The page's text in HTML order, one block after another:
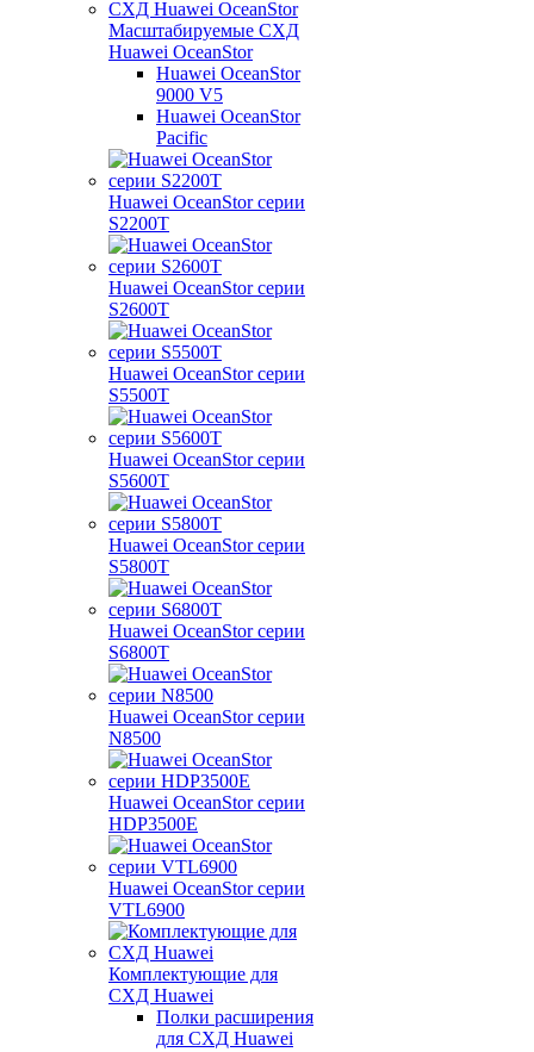
Масштабируемые СХД
Huawei OceanStor
Huawei OceanStor
9000 V5
Huawei OceanStor
Pacific
Huawei OceanStor серии
S2200T
Huawei OceanStor серии
S2600T
Huawei OceanStor серии
S5500T
Huawei OceanStor серии
S5600T
Huawei OceanStor серии
S5800T
Huawei OceanStor серии
S6800T
Huawei OceanStor серии
N8500
Huawei OceanStor серии
HDP3500E
Huawei OceanStor серии
VTL6900
Комплектующие для
СХД Huawei
Полки расширения
для СХД Huawei